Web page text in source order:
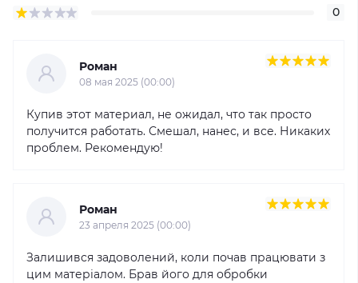
0
Роман
08 мая 2025 (00:00)
Купив этот материал, не ожидал, что так просто
получится работать. Смешал, нанес, и все. Никаких
проблем. Рекомендую!
Роман
23 апреля 2025 (00:00)
Залишився задоволений, коли почав працювати з
цим матеріалом. Брав його для обробки